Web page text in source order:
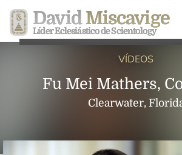
David Miscavige
Líder Eclesiástico de Scientology
VÍDEOS
Fu Mei Mathers,
Clearwater,